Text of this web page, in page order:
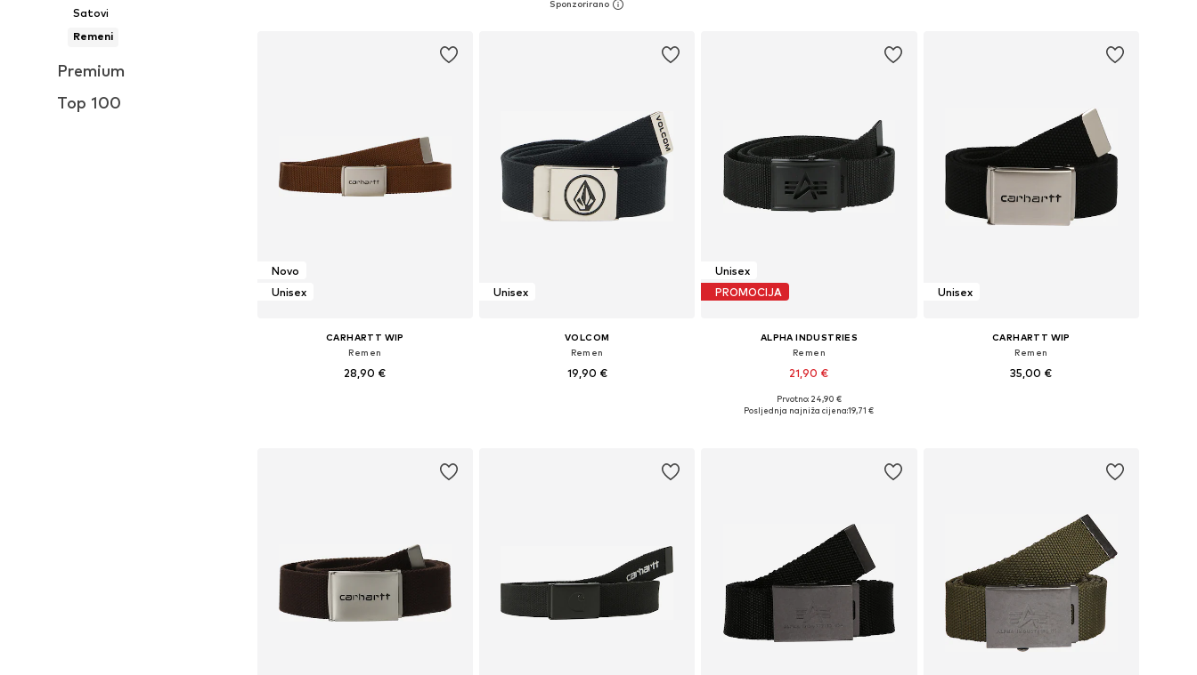
Satovi
Remeni
Premium
Top 100
Dodaj u košaricu
Novo
Unisex
CARHARTT WIP
Remen
28,90 €
Unisex
VOLCOM
Remen
19,90 €
Unisex
PROMOCIJA
ALPHA INDUSTRIES
Remen
21,90 €
Dostupne veličine: 75-95
Prvotno: 24,90 €
Posljednja najniža cijena:19,71 €
Unisex
CARHARTT WIP
Remen
35,00 €